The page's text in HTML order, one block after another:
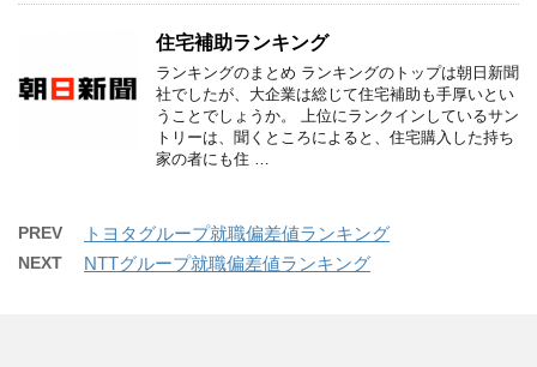
住宅補助ランキング
ランキングのまとめ ランキングのトップは朝日新聞
社でしたが、大企業は総じて住宅補助も手厚いとい
うことでしょうか。 上位にランクインしているサン
トリーは、聞くところによると、住宅購入した持ち
家の者にも住 …
PREV トヨタグループ就職偏差値ランキング
NEXT NTTグループ就職偏差値ランキング